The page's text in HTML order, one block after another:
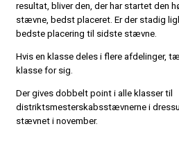
resultat, bliver den, der har startet den
stævne, bedst placeret. Er der stadig
bedste placering til sidste stævne.
Hvis en klasse deles i flere afdelinger,
klasse for sig.
Der gives dobbelt point i alle klasser til
distriktsmesterskabsstævnerne i
stævnet i november.